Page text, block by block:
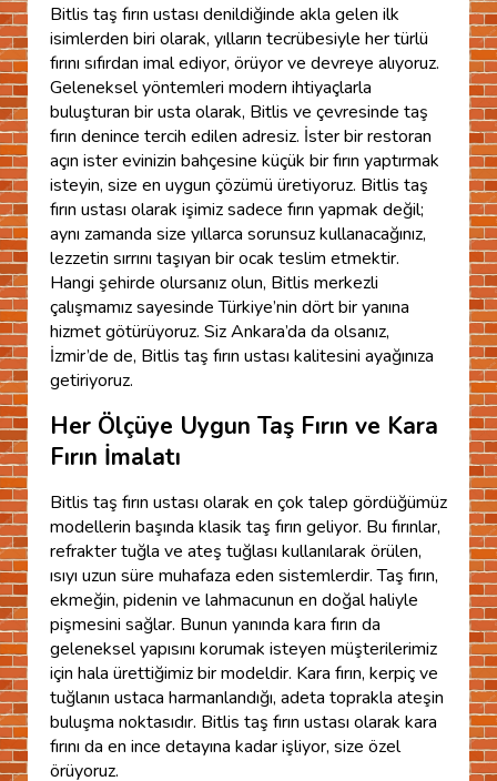
Bitlis taş fırın ustası denildiğinde akla gelen ilk
isimlerden biri olarak, yılların tecrübesiyle her türlü
fırını sıfırdan imal ediyor, örüyor ve devreye alıyoruz.
Geleneksel yöntemleri modern ihtiyaçlarla
buluşturan bir usta olarak, Bitlis ve çevresinde taş
fırın denince tercih edilen adresiz. İster bir restoran
açın ister evinizin bahçesine küçük bir fırın yaptırmak
isteyin, size en uygun çözümü üretiyoruz. Bitlis taş
fırın ustası olarak işimiz sadece fırın yapmak değil;
aynı zamanda size yıllarca sorunsuz kullanacağınız,
lezzetin sırrını taşıyan bir ocak teslim etmektir.
Hangi şehirde olursanız olun, Bitlis merkezli
çalışmamız sayesinde Türkiye’nin dört bir yanına
hizmet götürüyoruz. Siz Ankara’da da olsanız,
İzmir’de de, Bitlis taş fırın ustası kalitesini ayağınıza
getiriyoruz.
Her Ölçüye Uygun Taş Fırın ve Kara
Fırın İmalatı
Bitlis taş fırın ustası olarak en çok talep gördüğümüz
modellerin başında klasik taş fırın geliyor. Bu fırınlar,
refrakter tuğla ve ateş tuğlası kullanılarak örülen,
ısıyı uzun süre muhafaza eden sistemlerdir. Taş fırın,
ekmeğin, pidenin ve lahmacunun en doğal haliyle
pişmesini sağlar. Bunun yanında kara fırın da
geleneksel yapısını korumak isteyen müşterilerimiz
için hala ürettiğimiz bir modeldir. Kara fırın, kerpiç ve
tuğlanın ustaca harmanlandığı, adeta toprakla ateşin
buluşma noktasıdır. Bitlis taş fırın ustası olarak kara
fırını da en ince detayına kadar işliyor, size özel
örüyoruz.